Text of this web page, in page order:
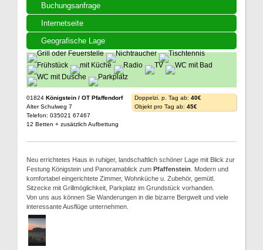
Buchungsanfrage
Internetseite
Geografische Lage
01824 Königstein / OT Pfaffendorf
Alter Schulweg 7
Telefon: 035021 67467
12 Betten + zusätzlich Aufbettung
Doppelzi. p. Tag ab: 40€
Objekt pro Tag ab: 45€
Neu errichtetes Haus in ruhiger, landschaftlich schöner Lage mit Blick zur
Festung Königstein und Panoramablick zum Pfaffenstein . Modern und
komfortabel eingerichtete Zimmer, Wohnküche u. Zubehör, gemütl.
Sitzecke mit Grillmöglichkeit, Parkplatz im Grundstück vorhanden.
Von uns aus können Sie Wanderungen in die bizarre Bergwelt und viele
interessante Ausflüge unternehmen.